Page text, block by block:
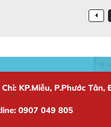
KP.Miễu, P.Phước Tân,
0907 049 805